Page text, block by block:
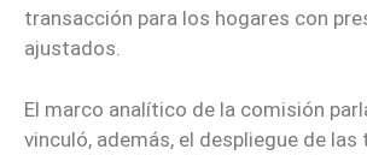
transacción para los hogares con
ajustados.
El marco analítico de la comisión
vinculó, además, el despliegue de